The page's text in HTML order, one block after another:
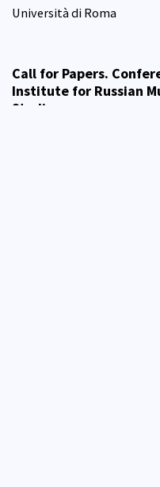
Università di Roma
Call for Papers.
Institute for Russian
Studies